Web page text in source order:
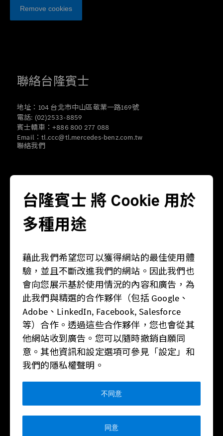
Remove cookies
聯絡台隆賓士
地址：104 台北市中山區敬業一路169號
電話: (02)2533-8859
賓士轎車：+886 800 277 088
Email：tl.ccc@tl.mercedes-benz.com.tw
聯絡我們
營運據點
營業時間
週一：08:30 - 21:00
週二：08:30 - 21:00
週三：08:30 - 21:00
週四：08:30 - 21:00
週五：08:30 - 21:00
週六：09:30 - 21:00
週日：09:30 - 21:00
台隆賓士Line官方帳號
台隆賓士instagram
台隆賓士 將 Cookie 用於
多種用途
藉此我們希望您可以獲得網站的最佳使用體
驗，並且不斷改進我們的網站。因此我們也
會向您展示基於使用情況的內容和廣告，為
此我們與精選的合作夥伴（包括 Google、
Adobe、LinkedIn, Facebook, Salesforce
等）合作。透過這些合作夥伴，您也會從其
他網站收到廣告。您可以隨時撤銷自願同
意。其他資訊和設定選項可參見「設定」和
我們的隱私權聲明。
不同意
同意